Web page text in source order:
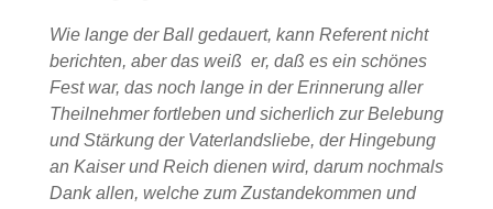
Wie lange der Ball gedauert, kann Referent nicht
berichten, aber das weiß er, daß es ein schönes
Fest war, das noch lange in der Erinnerung aller
Theilnehmer fortleben und sicherlich zur Belebung
und Stärkung der Vaterlandsliebe, der Hingebung
an Kaiser und Reich dienen wird, darum nochmals
Dank allen, welche zum Zustandekommen und